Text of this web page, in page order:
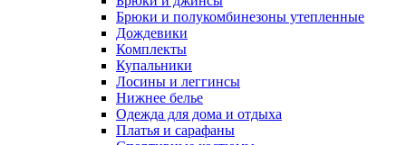
Брюки и полукомбинезоны утепленные
Дождевики
Комплекты
Купальники
Лосины и леггинсы
Нижнее белье
Одежда для дома и отдыха
Платья и сарафаны